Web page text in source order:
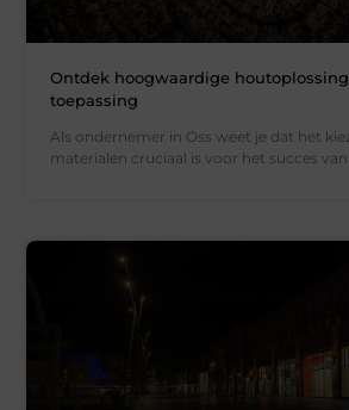
Ontdek hoogwaardige
toepassing
Als ondernemer in Oss weet je dat het
materialen cruciaal is voor het succes